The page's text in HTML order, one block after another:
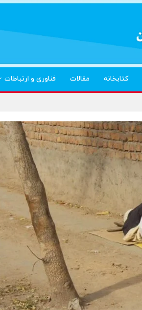
کتابخانه مقالات فناوری و ارتباطات